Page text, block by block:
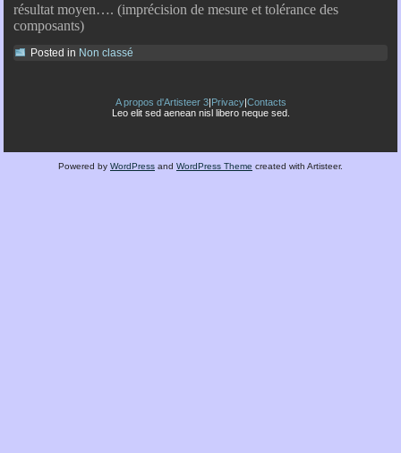
résultat moyen…. (imprécision de mesure et tolérance des
composants)
Posted in Non classé
A propos d'Artisteer 3|Privacy|Contacts
Leo elit sed aenean nisl libero neque sed.
Powered by WordPress and WordPress Theme created with Artisteer.